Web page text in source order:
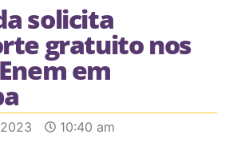
solicita
gratuito nos
em
10:40 am